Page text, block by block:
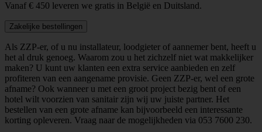
Vanaf € 450 leveren we gratis in België en Duitsland.
Zakelijke bestellingen
Als ZZP-er, of u nu installateur, loodgieter of aannemer bent, heeft u
het al druk genoeg. Waarom zou u het zichzelf niet wat makkelijker
maken? U kunt uw klanten een extra service aanbieden en zelf
profiteren van een aangename provisie. Geen ZZP-er, wel een grote
afname? Ook wanneer u met een groot project bezig bent of een
hotel wilt voorzien van sanitair zijn wij uw juiste partner. Het
bestellen van een grote afname kan bijvoorbeeld een interessante
korting opleveren. Vraag naar de mogelijkheden via 053 7600 230.